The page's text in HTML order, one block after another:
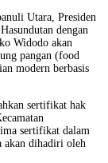
Utara, Presiden
dengan
Widodo akan
pangan (food
modern berbasis
sertifikat hak
sertifikat dalam
akan dihadiri oleh